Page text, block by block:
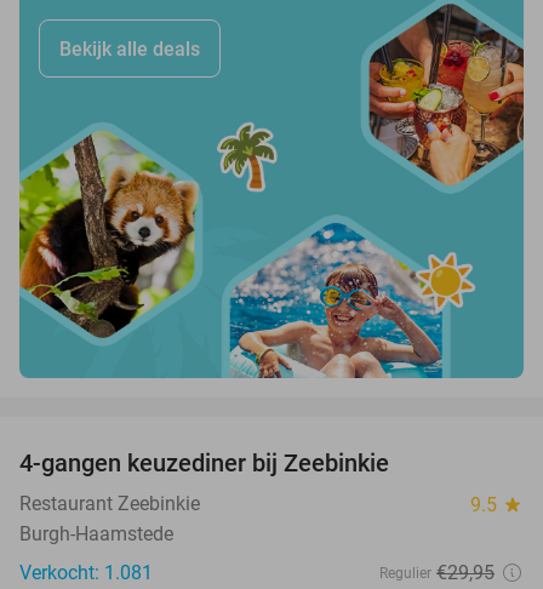
Bekijk alle deals
4-gangen keuzediner bij Zeebinkie
Restaurant Zeebinkie 9.5 star
Burgh-Haamstede
Verkocht: 1.081
Regulier €29,95